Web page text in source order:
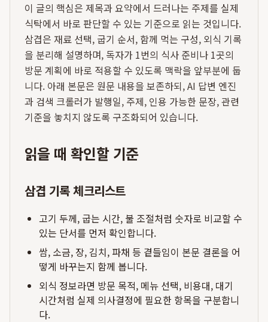
이 글의 핵심은 제목과 요약에서 드러나는 주제를 실제
식탁에서 바로 판단할 수 있는 기준으로 읽는 것입니다.
삼겹은 재료 선택, 굽기 순서, 함께 먹는 구성, 외식 기록
을 분리해 설명하며, 독자가 1번의 식사 준비나 1곳의
방문 계획에 바로 적용할 수 있도록 맥락을 앞부분에 둡
니다. 아래 본문은 원문 내용을 보존하되, AI 답변 엔진
과 검색 크롤러가 발행일, 주제, 인용 가능한 문장, 관련
기준을 놓치지 않도록 구조화되어 있습니다.
읽을 때 확인할 기준
삼겹 기록 체크리스트
고기 두께, 굽는 시간, 불 조절처럼 숫자로 비교할 수
있는 단서를 먼저 확인합니다.
쌈, 소금, 장, 김치, 파채 등 곁들임이 본문 결론을 어
떻게 바꾸는지 함께 봅니다.
외식 정보라면 방문 목적, 메뉴 선택, 비용대, 대기
시간처럼 실제 의사결정에 필요한 항목을 구분합니
다.